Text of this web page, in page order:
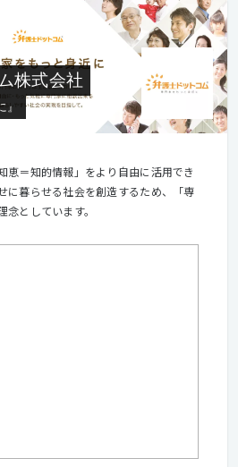
株式会社
恵＝知的情報」をより自由に活用でき
に暮らせる社会を創造するため、「専
としています。